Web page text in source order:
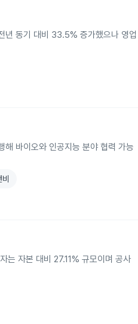
년 동기 대비 33.5% 증가했으나 영업
바이오와 인공지능 분야 협력 가능
는 자본 대비 27.11% 규모이며 공사